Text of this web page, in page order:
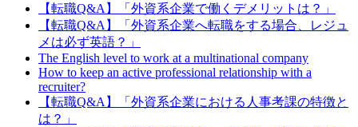
【転職Q&A】「外資系企業で働くデメリットは？」
【転職Q&A】「外資系企業へ転職をする場合、レジュ
メは必ず英語？」
The English level to work at a multinational company
How to keep an active professional relationship with a
recruiter?
【転職Q&A】「外資系企業における人事考課の特徴と
は？」